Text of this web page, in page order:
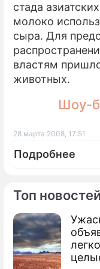
Топ
стада
молоко
сыра. Для
властям
животных.
Шоу-
28 марта 2008, 17:51
Подробнее
По теме
Немцам
пармезан